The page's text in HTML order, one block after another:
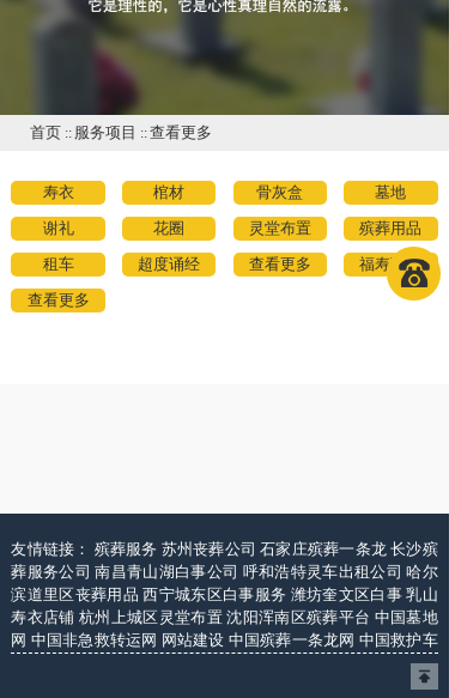
首页 :: 服务项目 ::查看更多
寿衣 棺材 骨灰盒 墓地
谢礼 花圈 灵堂布置 殡葬用品
租车 超度诵经 查看更多 福寿万代
查看更多
友情链接： 殡葬服务 苏州丧葬公司石家庄殡葬一条龙长沙殡
葬服务公司南昌青山湖白事公司 呼和浩特灵车出租公司哈尔
滨道里区丧葬用品西宁城东区白事服务 潍坊奎文区白事乳山
寿衣店铺杭州上城区灵堂布置沈阳浑南区殡葬平台 中国墓地
网 中国非急救转运网 网站建设 中国殡葬一条龙网 中国救护车